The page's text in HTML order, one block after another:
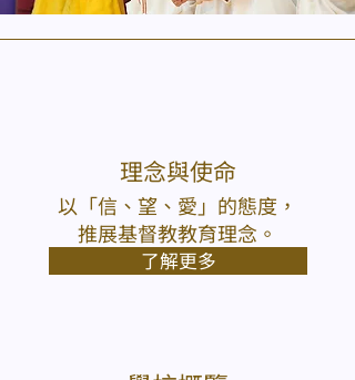
理念與使命
以「信、望、愛」的態度，
推展基督教教育理念。
了解更多